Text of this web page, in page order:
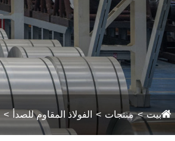
بيت منتجات الفولاذ المقاوم للصدأ